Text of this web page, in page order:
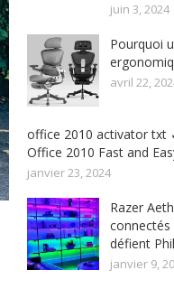
juin 3, 2024
Pourquoi
avril 22,
office 2010 activator txt
Office 2010 Fast and
janvier 23, 2024
Razer
défient
janvier 9,